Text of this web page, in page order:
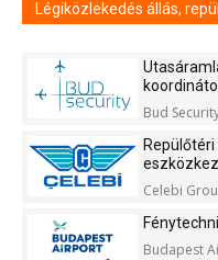
Légiközlekedés állás,
Bud
Celebi
Budapest